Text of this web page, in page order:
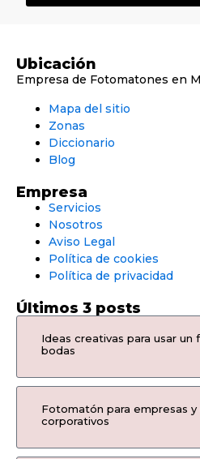
Ubicación
Empresa de Fotomatones en
Mapa del sitio
Zonas
Diccionario
Blog
Empresa
Servicios
Nosotros
Aviso Legal
Política de cookies
Política de privacidad
Últimos 3 posts
Ideas creativas para usar
bodas
Fotomatón para empresas y
corporativos